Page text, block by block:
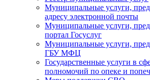
Муниципальные услуги,
адресу электронной почты
Муниципальные услуги,
портал Госуслуг
Муниципальные услуги,
ГБУ МФЦ
Государственные услуги в
полномочий по опеке и